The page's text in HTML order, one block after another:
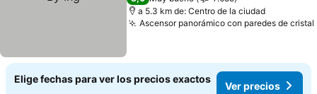
a 5.3 km de: Centro de la ciudad
Ascensor panorámico con paredes de cristal
Elige fechas para ver los precios exactos
Ver precios